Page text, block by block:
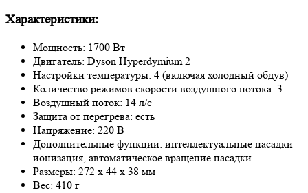
Характеристики:
Мощность: 1700 Вт
Двигатель: Dyson Hyperdymium 2
Настройки температуры: 4 (включая холодный обдув)
Количество режимов скорости воздушного потока: 3
Воздушный поток: 14 л/с
Защита от перегрева: есть
Напряжение: 220 В
Дополнительные функции: интеллектуальные насадки
ионизация, автоматическое вращение насадки
Размеры: 272 x 44 x 38 мм
Вес: 410 г